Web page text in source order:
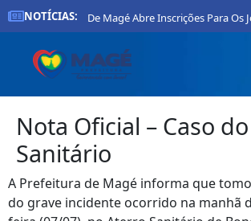
NOTÍCIAS:
Prefeitura De Magé Abre Inscrições Para Os
Nota Oficial – Caso
Sanitário
A Prefeitura de Magé informa que
do grave incidente ocorrido na manhã